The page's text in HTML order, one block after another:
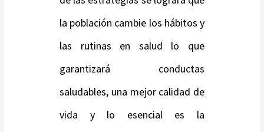
la población cambie los hábitos y
las rutinas en salud lo que
garantizará conductas
saludables, una mejor calidad de
vida y lo esencial es la